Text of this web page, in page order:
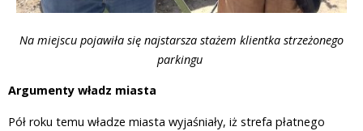
Na miejscu pojawiła się najstarsza stażem klientka strzeżonego
parkingu
Argumenty władz miasta
Pół roku temu władze miasta wyjaśniały, iż strefa płatnego